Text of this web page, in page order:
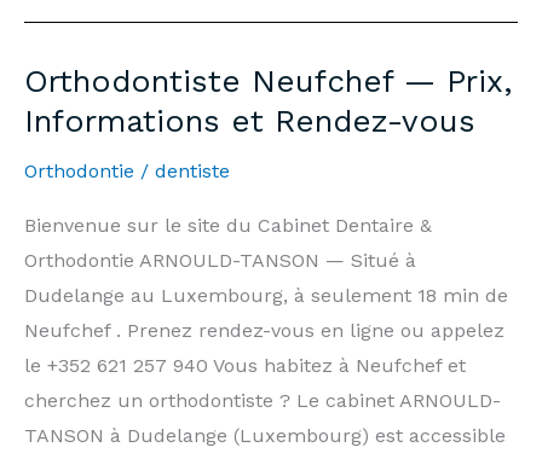
Neufchef
7
days/7,
Weekends
Public
Holidays
|
Arnould-
Tanson
Practice
Luxembourg
Orthodontiste Neufchef — Prix,
Informations et Rendez-vous
Orthodontie / dentiste
Bienvenue sur le site du Cabinet Dentaire &
Orthodontie ARNOULD-TANSON — Situé à
Dudelange au Luxembourg, à seulement 18 min de
Neufchef . Prenez rendez-vous en ligne ou appelez
le +352 621 257 940 Vous habitez à Neufchef et
cherchez un orthodontiste ? Le cabinet ARNOULD-
TANSON à Dudelange (Luxembourg) est accessible